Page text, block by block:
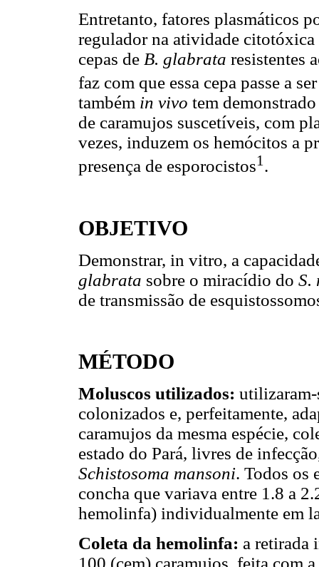
Entretanto, fatores plasmáticos
regulador na atividade citotóxica
cepas de B. glabrata resistentes
faz com que essa cepa passe a
também in vivo tem
de caramujos suscetíveis, com
vezes, induzem os hemócitos a
presença de esporocistos1 .
OBJETIVO
Demonstrar, in vitro, a
glabrata sobre o miracídio do S.
de transmissão de
MÉTODO
Moluscos utilizados:
colonizados e, perfeitamente,
caramujos da mesma espécie,
estado do Pará, livres de
Schistosoma mansoni. Todos os
concha que variava entre 1.8 a
hemolinfa) individualmente em
Coleta da hemolinfa: a retirada
100 (cem) caramujos, feita com